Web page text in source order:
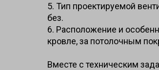
5. Тип проектируемой
без.
6. Расположение и
кровле, за потолочным
Вместе с техническим